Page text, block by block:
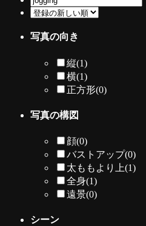
写真の向き
縦(1)
横(1)
正方形(0)
写真の構図
顔(0)
バストアップ(0)
太ももより上(1)
全身(1)
遠景(0)
シーン